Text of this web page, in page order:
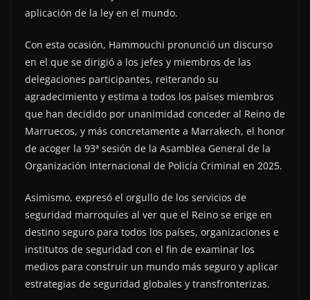
aplicación de la ley en el mundo.
Con esta ocasión, Hammouchi pronunció un discurso
en el que se dirigió a los jefes y miembros de las
delegaciones participantes, reiterando su
agradecimiento y estima a todos los países miembros
que han decidido por unanimidad conceder al Reino de
Marruecos, y más concretamente a Marrakech, el honor
de acoger la 93ª sesión de la Asamblea General de la
Organización Internacional de Policía Criminal en 2025.
Asimismo, expresó el orgullo de los servicios de
seguridad marroquíes al ver que el Reino se erige en
destino seguro para todos los países, organizaciones e
institutos de seguridad con el fin de examinar los
medios para construir un mundo más seguro y aplicar
estrategias de seguridad globales y transfronterizas.